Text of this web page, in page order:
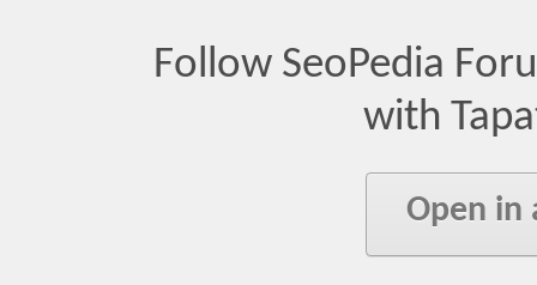
Follow SeoPedia
with
Open in